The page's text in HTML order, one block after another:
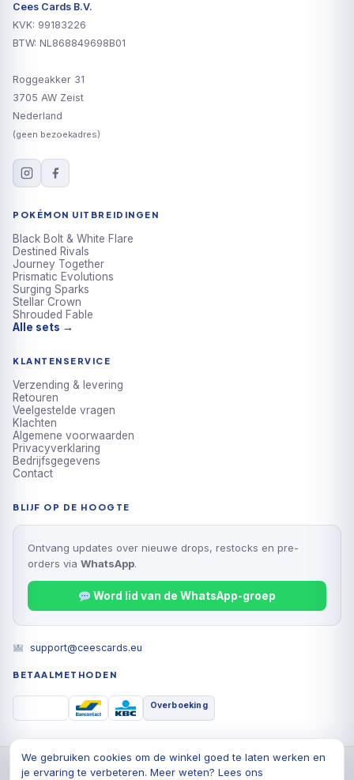
Cees Cards B.V.
KVK: 99183226
BTW: NL868849698B01
Roggeakker 31
3705 AW Zeist
Nederland
(geen bezoekadres)
POKÉMON UITBREIDINGEN
Black Bolt & White Flare
Destined Rivals
Journey Together
Prismatic Evolutions
Surging Sparks
Stellar Crown
Shrouded Fable
Alle sets →
KLANTENSERVICE
Verzending & levering
Retouren
Veelgestelde vragen
Klachten
Algemene voorwaarden
Privacyverklaring
Bedrijfsgegevens
Contact
BLIJF OP DE HOOGTE
Ontvang updates over nieuwe drops, restocks en pre-
orders via WhatsApp.
Word lid van de WhatsApp-groep
support@ceescards.eu
BETAALMETHODEN
Overboeking
© 2026 Cees Cards B.V., Alle rechten voorbehouden
PrivacyverklaringAlgemene voorwaarden Cookiebeleid
We gebruiken cookies om de winkel goed te laten werken en
je ervaring te verbeteren. Meer weten? Lees ons